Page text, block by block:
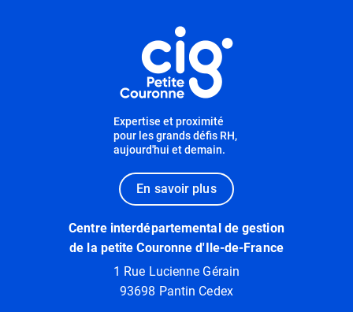
Expertise et proximité
pour les grands défis RH,
aujourd'hui et demain.
En savoir plus
Centre interdépartemental de gestion
de la petite Couronne d'Ile-de-France
1 Rue Lucienne Gérain
93698 Pantin Cedex